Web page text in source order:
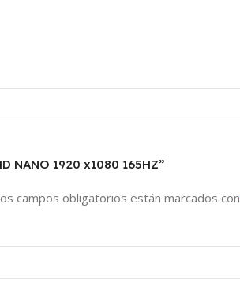
NANO 1920 x1080 165HZ”
campos obligatorios están marcados con